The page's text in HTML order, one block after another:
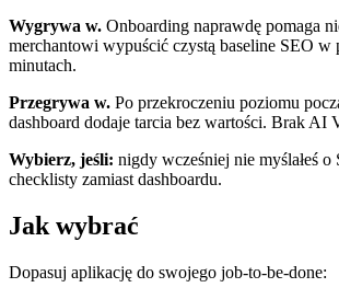
Wygrywa w. Onboarding naprawdę pomaga
merchantowi wypuścić czystą baseline SEO w
minutach.
Przegrywa w. Po przekroczeniu poziomu
dashboard dodaje tarcia bez wartości. Brak AI
Wybierz, jeśli: nigdy wcześniej nie myślałeś o
checklisty zamiast dashboardu.
Jak wybrać
Dopasuj aplikację do swojego job-to-be-done: